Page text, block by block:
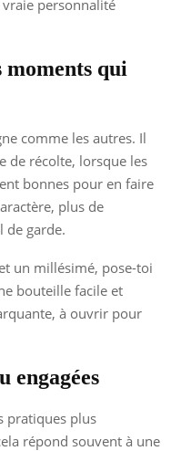
personnalité
moments qui
comme les autres. Il
de récolte, lorsque les
bonnes pour en faire
plus de
de garde.
un millésimé, pose-toi
bouteille facile et
à ouvrir pour
engagées
pratiques plus
répond souvent à une